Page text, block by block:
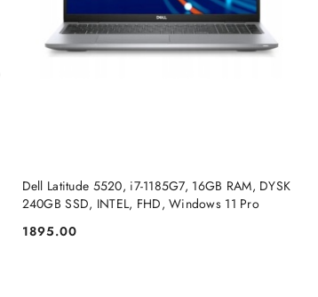
Dell Latitude 5520, i7-1185G7, 16GB RAM, DYSK
240GB SSD, INTEL, FHD, Windows 11 Pro
Cena:
1895.00
DO KOSZYKA